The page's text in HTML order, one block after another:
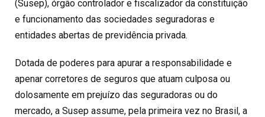
(Susep), órgão controlador e fiscalizador da constituição
e funcionamento das sociedades seguradoras e
entidades abertas de previdência privada.
Dotada de poderes para apurar a responsabilidade e
apenar corretores de seguros que atuam culposa ou
dolosamente em prejuízo das seguradoras ou do
mercado, a Susep assume, pela primeira vez no Brasil, a